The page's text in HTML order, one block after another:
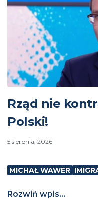
Rząd nie
Polski!
5 sierpnia, 2026
MICHAŁ WAWER
Rozwiń wpis...